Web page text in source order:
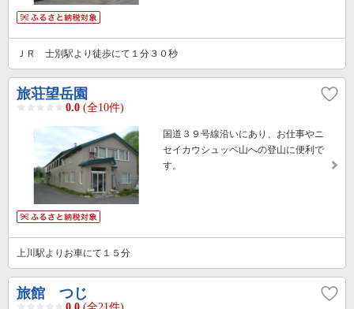
ＪＲ 士別駅より徒歩にて１分３０秒
旅荘望岳園
0.0 (全10件)
国道３９号線沿いにあり、お仕事やニ
セイカウシュッペ山への登山に便利で
す。
上川駅よりお車にて１５分
旅館 つじ